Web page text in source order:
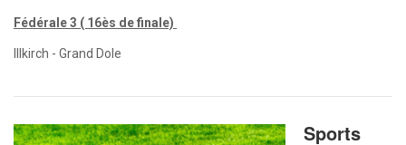
Fédérale 3 ( 16ès de finale)
Illkirch - Grand Dole
Sports